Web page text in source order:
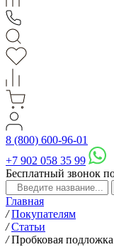
8 (800) 600-96-01
+7 902 058 35 99
Бесплатный звонок
Главная
/ Покупателям
/ Статьи
/ Пробковая